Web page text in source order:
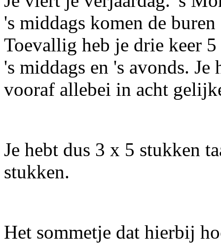
's middags komen de
Toevallig heb je drie keer
's middags en 's avonds.
vooraf allebei in acht
Je hebt dus 3 x 5 stukken
stukken.
Het sommetje dat hierbij